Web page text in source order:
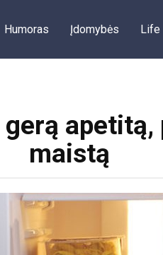
Humoras Įdomybės Life
apetitą,
maistą